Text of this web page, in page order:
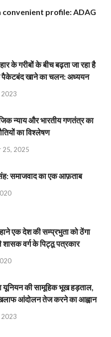
profile: ADAG
के गरीबों के बीच बढ़ता जा रहा है
पैकेटबंद खाने का चलन: अध्ययन
2023
न्याय और भारतीय गणतंत्र का
का विश्लेषण
25, 2025
समाजवाद का एक आफ़ताब
एक देश की सम्प्रभुता को ठेंगा
शासक वर्ग के पिट्ठू पत्रकार
यूनियन की सामूहिक भूख हड़ताल,
आंदोलन तेज करने का आह्वान
2023